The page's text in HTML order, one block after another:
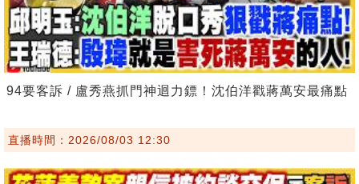
94要客訴 / 盧秀燕抓門神迴力鏢！沈伯洋戳蔣萬安最痛點
直播時間：2026/08/03 12:30